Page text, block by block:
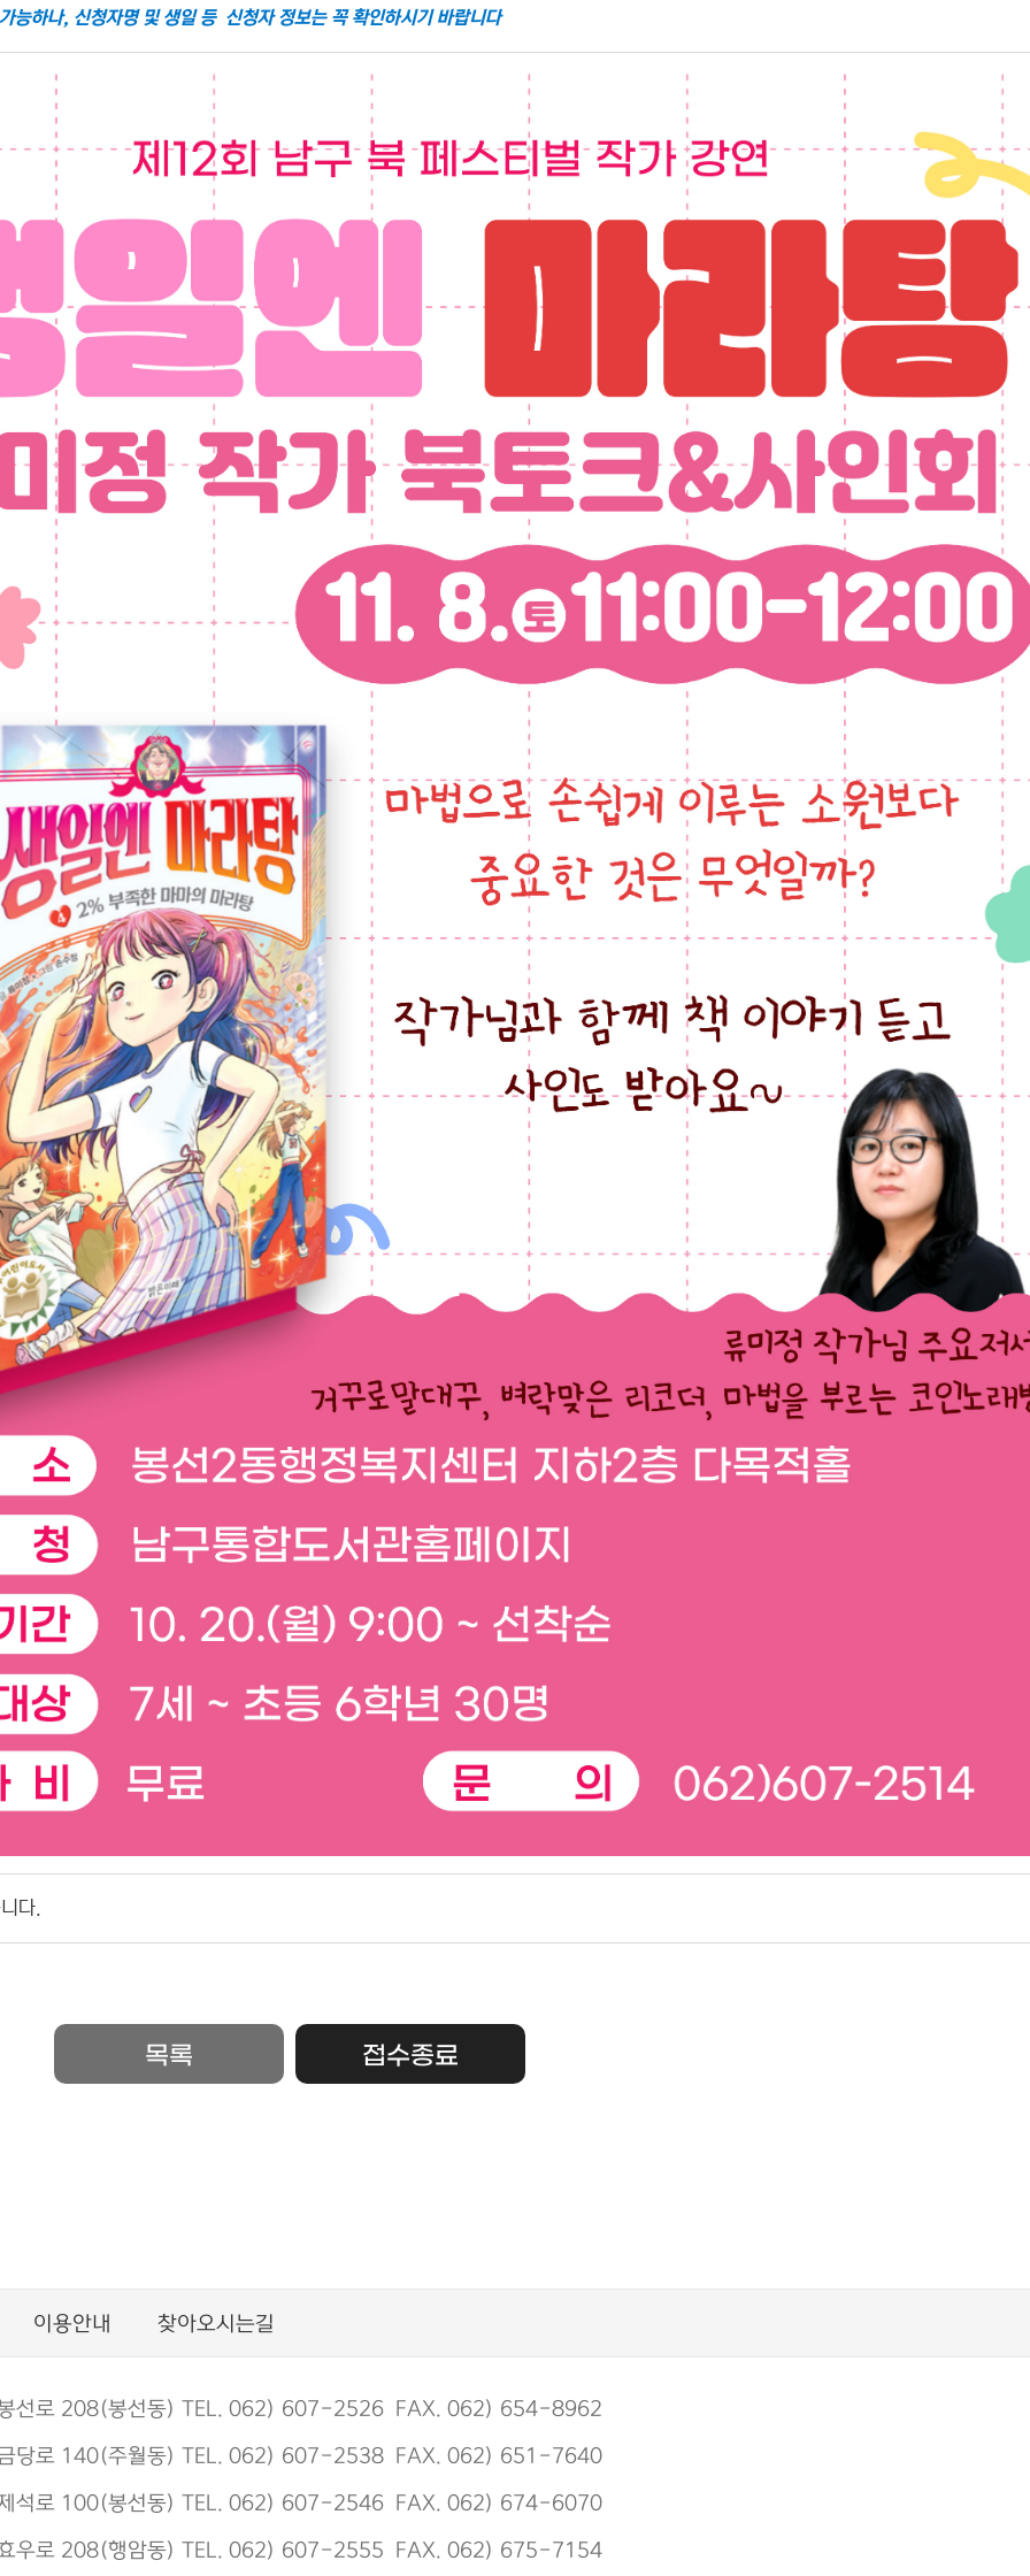
능하나, 신청자명 및 생일 등 신청자 정보는 꼭 확인하시기 바랍니다
다.
목록 접수종료
이용안내 찾아오시는길
봉선로 208(봉선동) TEL. 062) 607-2526 FAX. 062) 654-8962
금당로 140(주월동) TEL. 062) 607-2538 FAX. 062) 651-7640
제석로 100(봉선동) TEL. 062) 607-2546 FAX. 062) 674-6070
효우로 208(행암동) TEL. 062) 607-2555 FAX. 062) 675-7154